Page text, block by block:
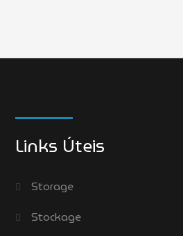
Links Úteis
Storage
Stockage